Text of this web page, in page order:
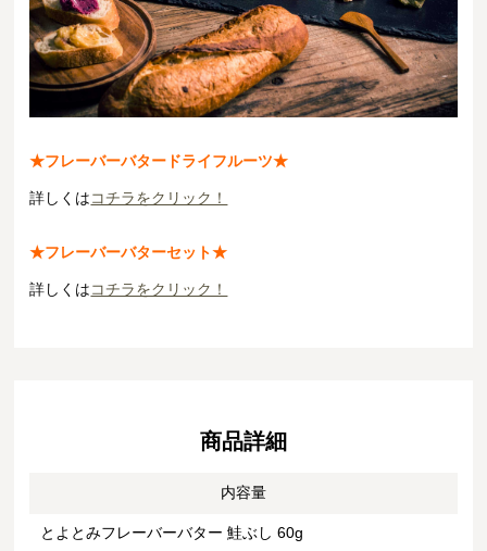
★フレーバーバタードライフルーツ★
詳しくはコチラをクリック！
★フレーバーバターセット★
詳しくはコチラをクリック！
商品詳細
内容量
とよとみフレーバーバター 鮭ぶし 60g